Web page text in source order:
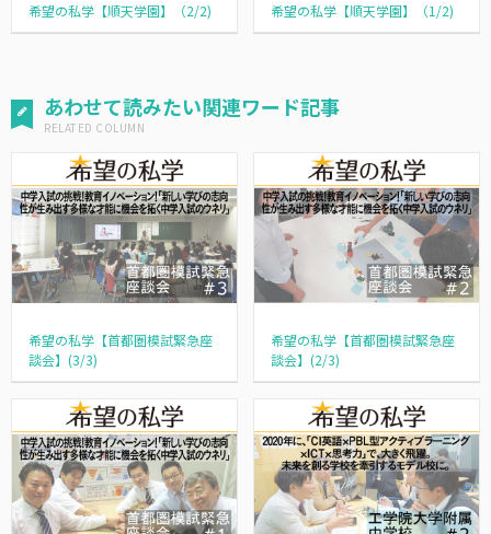
希望の私学【順天学園】（2/2) 希望の私学【順天学園】（1/2)
あわせて読みたい関連ワード記事
希望の私学【首都圏模試緊急座
談会】(3/3)
希望の私学【首都圏模試緊急座
談会】(2/3)